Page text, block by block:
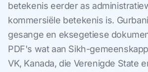
betekenis eerder as
kommersiële betekenis is.
gesange en eksegetiese
PDF's wat aan Sikh-
VK, Kanada, die Verenigde State